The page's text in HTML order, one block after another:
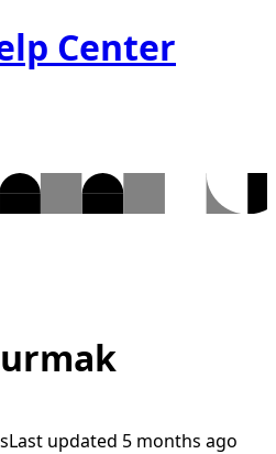
Center
Last updated 5 months ago